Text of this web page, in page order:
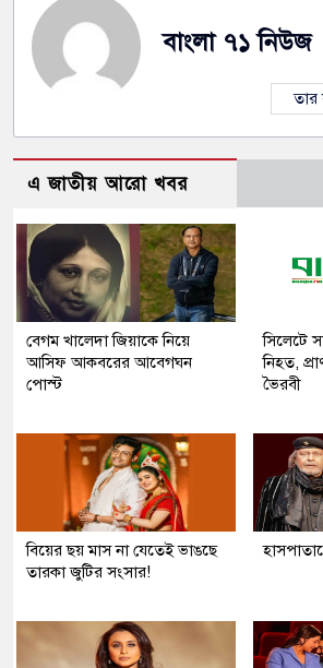
বাংলা ৭১ নিউজ
তার
এ জাতীয় আরো খবর
বেগম খালেদা জিয়াকে নিয়ে
আসিফ আকবরের আবেগঘন
পোস্ট
সিলেটে
নিহত,
ভৈরবী
বিয়ের ছয় মাস না যেতেই ভাঙছে
তারকা জুটির সংসার!